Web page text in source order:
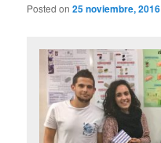
Posted on25 noviembre, 2016